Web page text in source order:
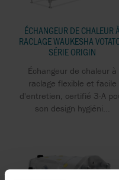
ÉCHANGEUR DE CHALEUR À
RACLAGE WAUKESHA
SÉRIE ORIGIN
Échangeur de chaleur à
raclage flexible et facile
d'entretien, certifié 3-A
son design hygiéni...